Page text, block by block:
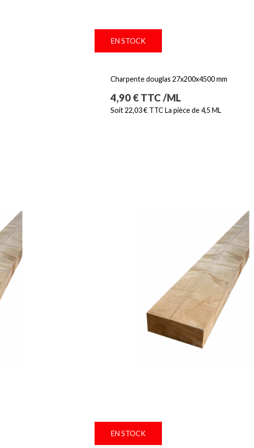
EN STOCK
Charpente douglas 27x200x4500 mm
Prix
4,90 € TTC /ML
Soit 22,03 € TTC La pièce de 4,5 ML
EN STOCK